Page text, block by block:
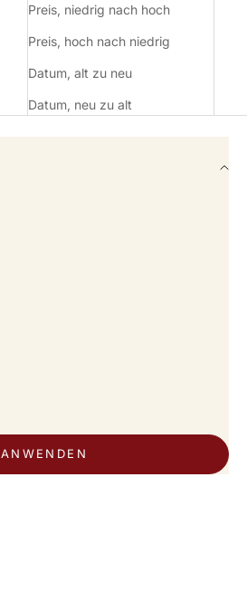
Preis, niedrig nach hoch
Preis, hoch nach niedrig
Datum, alt zu neu
Datum, neu zu alt
ANWENDEN